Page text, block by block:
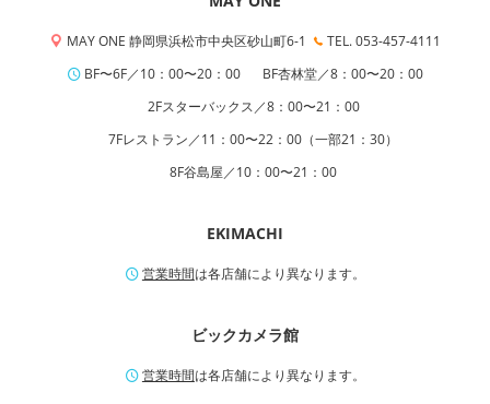
MAY ONE 静岡県浜松市中央区砂山町6-1
TEL. 053-457-4111
BF〜6F／10：00〜20：00
BF杏林堂／8：00〜20：00
2Fスターバックス／8：00〜21：00
7Fレストラン／11：00〜22：00（一部21：30）
8F谷島屋／10：00〜21：00
EKIMACHI
営業時間は各店舗により異なります。
ビックカメラ館
営業時間は各店舗により異なります。